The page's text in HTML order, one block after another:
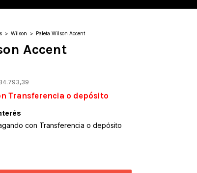
> Wilson > Paleta Wilson Accent
Accent
Transferencia o depósito
con Transferencia o depósito